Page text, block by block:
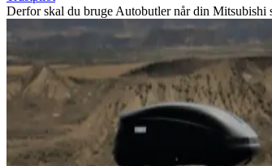
Derfor skal du bruge Autobutler når din